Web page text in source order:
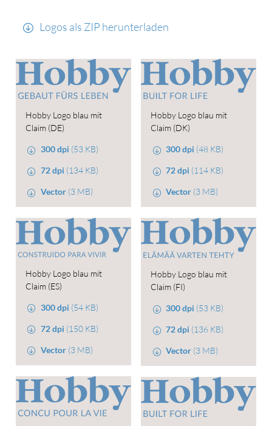
Logos als ZIP herunterladen
Hobby Logo blau mit
Claim (DE)
300 dpi (53 KB)
72 dpi (134 KB)
Vector (3 MB)
Hobby Logo blau mit
Claim (DK)
300 dpi (48 KB)
72 dpi (114 KB)
Vector (3 MB)
Hobby Logo blau mit
Claim (ES)
300 dpi (54 KB)
72 dpi (150 KB)
Vector (3 MB)
Hobby Logo blau mit
Claim (FI)
300 dpi (53 KB)
72 dpi (136 KB)
Vector (3 MB)